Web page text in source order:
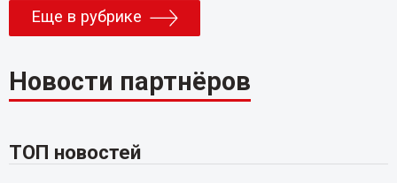
Еще в рубрике
Новости партнёров
ТОП новостей